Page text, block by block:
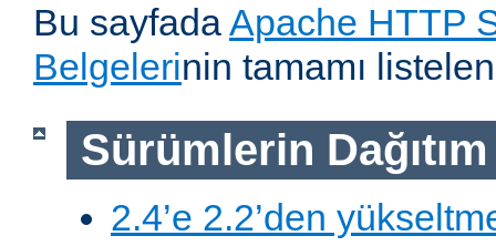
Bu sayfadaApache HTTP
Belgelerinin tamamı
Sürümlerin
2.4’e 2.2’den